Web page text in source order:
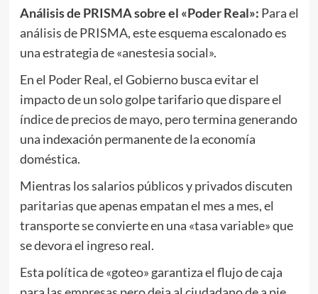
Análisis de PRISMA sobre el «Poder Real»: Para el
análisis de PRISMA, este esquema escalonado es
una estrategia de «anestesia social».
En el Poder Real, el Gobierno busca evitar el
impacto de un solo golpe tarifario que dispare el
índice de precios de mayo, pero termina generando
una indexación permanente de la economía
doméstica.
Mientras los salarios públicos y privados discuten
paritarias que apenas empatan el mes a mes, el
transporte se convierte en una «tasa variable» que
se devora el ingreso real.
Esta política de «goteo» garantiza el flujo de caja